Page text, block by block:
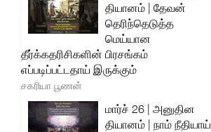
தியானம் | தேவன்
தெரிந்தெடுத்த
மெய்யான
தீர்க்கதரிசிகளின் பிரசங்கம்
எப்படிப்பட்டதாய் இருக்கும்
சகரியா பூணன்
மார்ச் 26 | அனுதின
தியானம் | நாம் நீதியாய்